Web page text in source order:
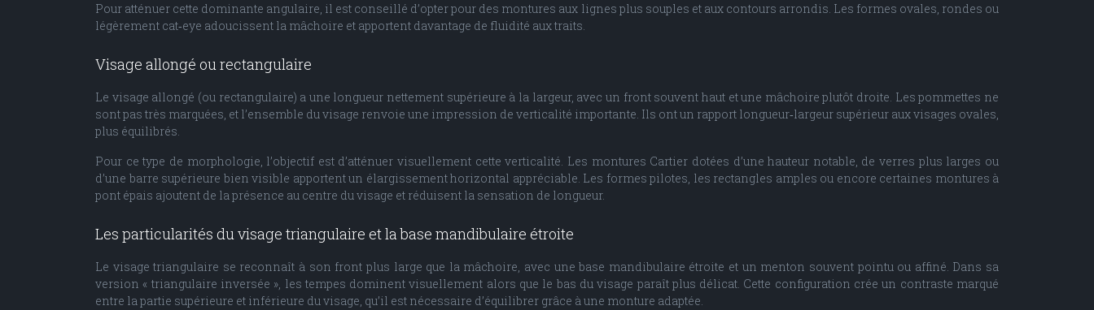
Pour atténuer cette dominante angulaire, il est conseillé d’opter pour des montures aux lignes plus souples et aux contours arrondis. Les formes ovales, rondes ou
légèrement cat‑eye adoucissent la mâchoire et apportent davantage de fluidité aux traits.
Visage allongé ou rectangulaire
Le visage allongé (ou rectangulaire) a une longueur nettement supérieure à la largeur, avec un front souvent haut et une mâchoire plutôt droite. Les pommettes ne
sont pas très marquées, et l’ensemble du visage renvoie une impression de verticalité importante. Ils ont un rapport longueur‑largeur supérieur aux visages ovales,
plus équilibrés.
Pour ce type de morphologie, l’objectif est d’atténuer visuellement cette verticalité. Les montures Cartier dotées d’une hauteur notable, de verres plus larges ou
d’une barre supérieure bien visible apportent un élargissement horizontal appréciable. Les formes pilotes, les rectangles amples ou encore certaines montures à
pont épais ajoutent de la présence au centre du visage et réduisent la sensation de longueur.
Les particularités du visage triangulaire et la base mandibulaire étroite
Le visage triangulaire se reconnaît à son front plus large que la mâchoire, avec une base mandibulaire étroite et un menton souvent pointu ou affiné. Dans sa
version « triangulaire inversée », les tempes dominent visuellement alors que le bas du visage paraît plus délicat. Cette configuration crée un contraste marqué
entre la partie supérieure et inférieure du visage, qu’il est nécessaire d’équilibrer grâce à une monture adaptée.